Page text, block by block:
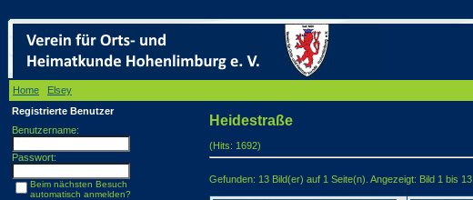
Home Elsey
Registrierte Benutzer
Benutzername:
Passwort:
Beim nächsten Besuch
automatisch anmelden?
Heidestraße
(Hits: 1692)
Gefunden: 13 Bild(er) auf 1 Seite(n). Angezeigt: Bild 1 bis 13.